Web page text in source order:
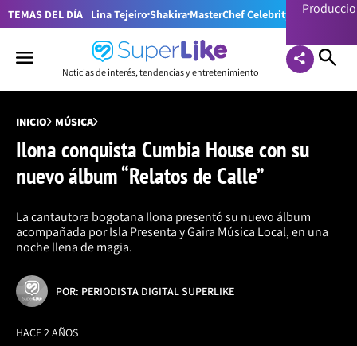
TEMAS DEL DÍA Lina TejeiroShakira MasterChef Celebrity Colombia
Noticias de interés, tendencias y entretenimiento
INICIO MÚSICA
Ilona conquista Cumbia House con su
nuevo álbum “Relatos de Calle”
La cantautora bogotana Ilona presentó su nuevo álbum
acompañada por Isla Presenta y Gaira Música Local, en una
noche llena de magia.
POR: PERIODISTA DIGITAL SUPERLIKE
HACE 2 AÑOS